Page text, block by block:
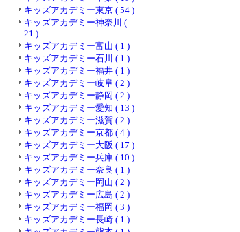
キッズアカデミー東京 ( 54 )
キッズアカデミー神奈川 (
21 )
キッズアカデミー富山 ( 1 )
キッズアカデミー石川 ( 1 )
キッズアカデミー福井 ( 1 )
キッズアカデミー岐阜 ( 2 )
キッズアカデミー静岡 ( 2 )
キッズアカデミー愛知 ( 13 )
キッズアカデミー滋賀 ( 2 )
キッズアカデミー京都 ( 4 )
キッズアカデミー大阪 ( 17 )
キッズアカデミー兵庫 ( 10 )
キッズアカデミー奈良 ( 1 )
キッズアカデミー岡山 ( 2 )
キッズアカデミー広島 ( 2 )
キッズアカデミー福岡 ( 3 )
キッズアカデミー長崎 ( 1 )